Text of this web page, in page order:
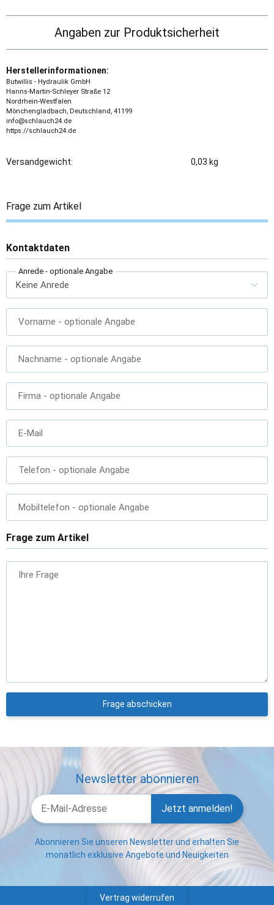
Angaben zur Produktsicherheit
Herstellerinformationen:
Butwillis - Hydraulik GmbH
Hanns-Martin-Schleyer Straße 12
Nordrhein-Westfalen
Mönchengladbach, Deutschland, 41199
info@schlauch24.de
https://schlauch24.de
Versandgewicht: 0,03 kg
Frage zum Artikel
Kontaktdaten
Anrede - optionale Angabe
Vorname - optionale Angabe
Nachname - optionale Angabe
Firma - optionale Angabe
E-Mail
Telefon - optionale Angabe
Mobiltelefon - optionale Angabe
Frage zum Artikel
Ihre Frage
Frage abschicken
Newsletter abonnieren
Jetzt anmelden!
Abonnieren Sie unseren Newsletter und erhalten Sie
monatlich exklusive Angebote und Neuigkeiten
Vertrag widerrufen